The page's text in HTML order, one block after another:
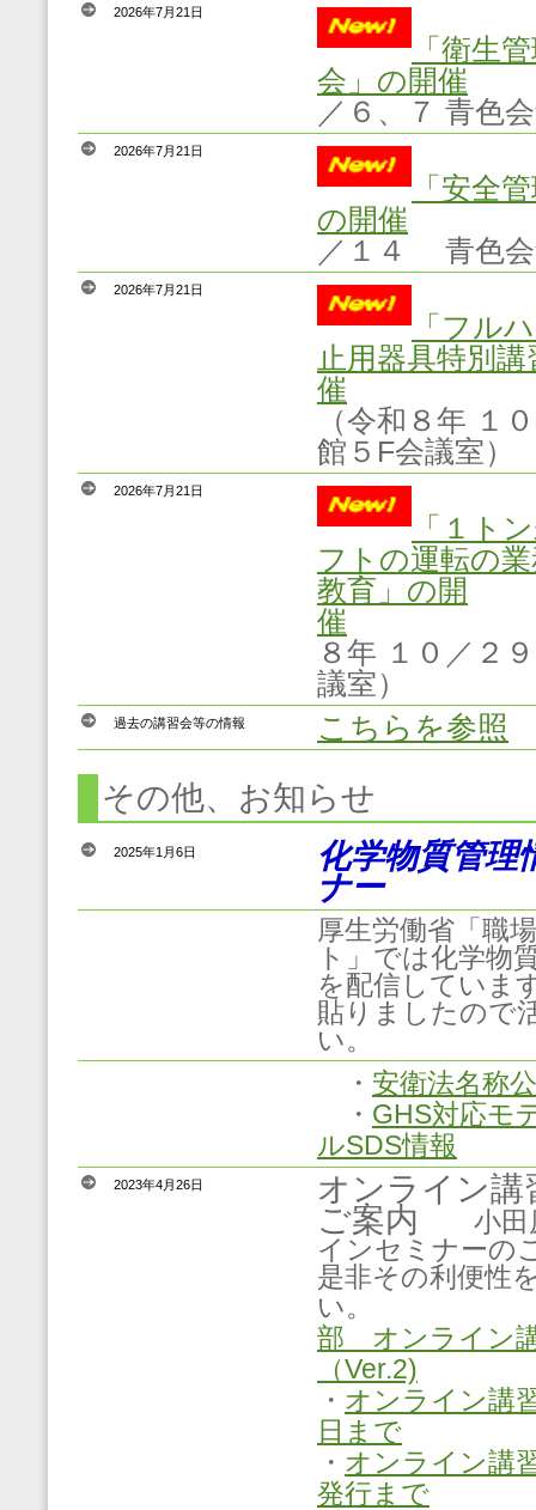
2026年7月21日
「衛生
会」の開催
／６、７ 青色
2026年7月21日
「安全
の開催
／１４ 青色会
2026年7月21日
「フル
止用器具特別
催
（令和８年 １
館５F会議室）
2026年7月21日
「１ト
フトの運転の
教育」の開
催
８年 １０／２
議室）
過去の講習会等の情報 こちらを参照
その他、お知らせ
2025年1月6日
化学物質管理
ナー
厚生労働省「職
ト」では化学
を配信していま
貼りましたので
い
・ 安衛法名称
・ GHS対応モ
ルSDS情報
2023年4月26日
オンライン講
ご案内 小田
インセミナー
是非その利便性
い
部 オンライン
（Ver.2)
・ オンライン講
日まで
・ オンライン講
発行まで